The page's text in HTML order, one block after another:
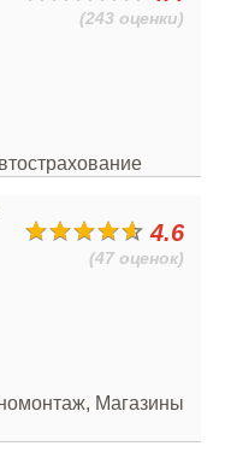
(243 оценки)
4.6
(47 оценок)
Магазины